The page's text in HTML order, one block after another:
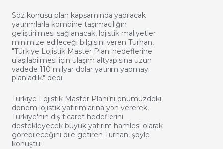
Söz konusu plan kapsamında yapılacak
yatırımlarla kombine taşımacılığın
geliştirilmesi sağlanacak, lojistik maliyetler
minimize edileceği bilgisini veren Turhan,
"Türkiye Lojistik Master Planı hedeflerine
ulaşılabilmesi için ulaşım altyapısına uzun
vadede 110 milyar dolar yatırım yapmayı
planladık." dedi.
Türkiye Lojistik Master Planı’nı önümüzdeki
dönem lojistik yatırımlarına yön vererek,
Türkiye'nin dış ticaret hedeflerini
destekleyecek büyük yatırım hamlesi olarak
görebileceğini dile getiren Turhan, şöyle
konuştu: